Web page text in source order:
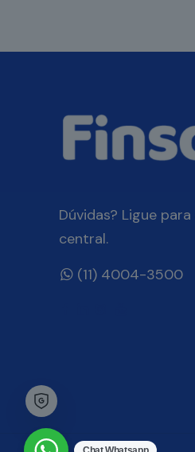
Dúvidas? Ligue
central.
(11) 4004-3500